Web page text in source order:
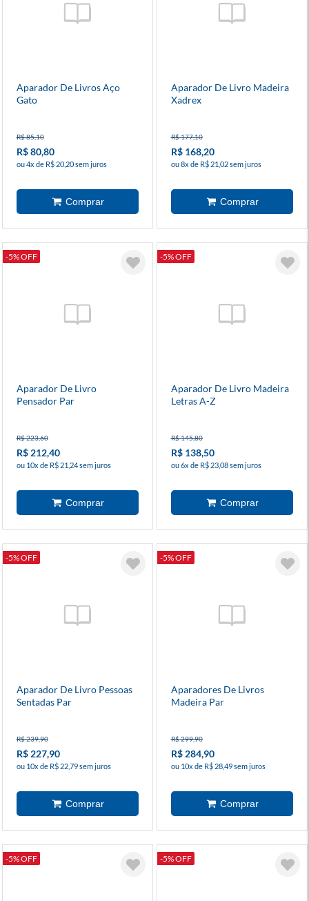
Aparador De Livros Aço
Gato
R$ 85,10
R$ 80,80
ou 4x de R$ 20,20 sem juros
Aparador De Livro Madeira
Xadrex
R$ 177,10
R$ 168,20
ou 8x de R$ 21,02 sem juros
-5% OFF
Aparador De Livro
Pensador Par
R$ 223,60
R$ 212,40
ou 10x de R$ 21,24 sem juros
-5% OFF
Aparador De Livro Madeira
Letras A-Z
R$ 145,80
R$ 138,50
ou 6x de R$ 23,08 sem juros
-5% OFF
Aparador De Livro Pessoas
Sentadas Par
R$ 239,90
R$ 227,90
ou 10x de R$ 22,79 sem juros
-5% OFF
Aparadores De Livros
Madeira Par
R$ 299,90
R$ 284,90
ou 10x de R$ 28,49 sem juros
-5% OFF -5% OFF